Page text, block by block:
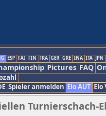
ESP FAI FIN FRA GER GRE INA ITA JPN
Pictures FAQ
Spieler anmelden Elo AUT Elo
Turnierschach-